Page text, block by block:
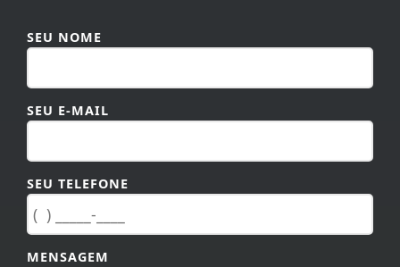
SEU NOME
SEU E-MAIL
SEU TELEFONE
MENSAGEM